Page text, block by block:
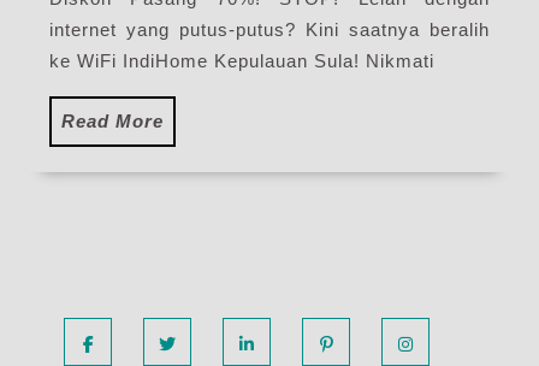
internet yang putus-putus? Kini saatnya beralih
ke WiFi IndiHome Kepulauan Sula! Nikmati
Read More
More